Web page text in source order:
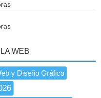
WEB
y Diseño Gráfico